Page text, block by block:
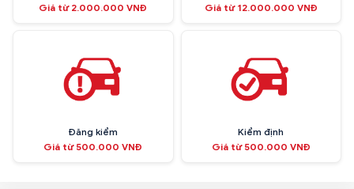
Giá từ 2.000.000 VNĐ
Giá từ 12.000.000 VNĐ
Đăng kiểm
Giá từ 500.000 VNĐ
Kiểm định
Giá từ 500.000 VNĐ